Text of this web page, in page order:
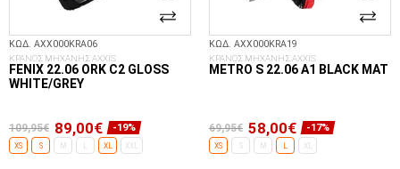
ΚΩΔ. AXX000KRA06
ΚΡΑΝΟΣ ΜΗΧΑΝΗΣ AXXIS
FENIX 22.06 ORK C2 GLOSS
WHITE/GREY
109,95€ 89,00€ -19%
XS S XL XXL
ΚΩΔ. AXX000KRA19
ΚΡΑΝΟΣ ΜΗΧΑΝΗΣ AXXIS
METRO S 22.06 A1 BLACK MAT
69,95€ 58,00€ -17%
XS S XL